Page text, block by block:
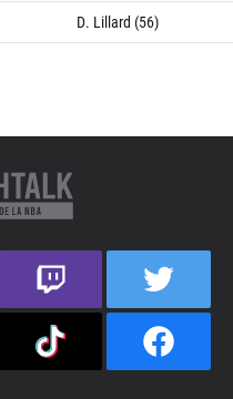
D. Lillard (56)